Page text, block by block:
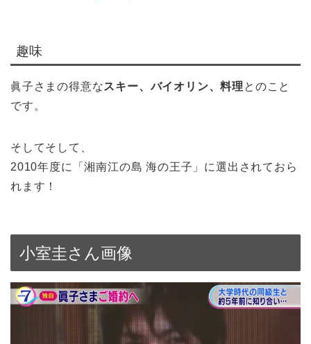
趣味
眞子さまの得意なスキー、バイオリン、料理 とのこと
です。
そしてそして、
2010年度に「湘南江の島 海の王子」に選出されておら
れます！
小室圭さん画像